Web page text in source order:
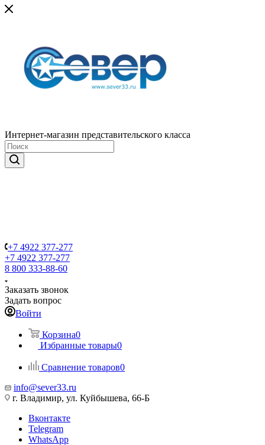
Интернет-магазин представительского класса
+7 4922 377-277
+7 4922 377-277
8 800 333-88-60
Заказать звонок
Задать вопрос
Войти
Корзина0
Избранные товары0
Сравнение товаров0
info@sever33.ru
г. Владимир, ул. Куйбышева, 66-Б
Вконтакте
Telegram
WhatsApp